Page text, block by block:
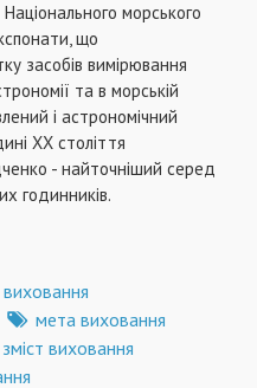
морського
що
засобів вимірювання
та в морській
і астрономічний
XX століття
- найточніший серед
годинників.
виховання
мета виховання
зміст виховання